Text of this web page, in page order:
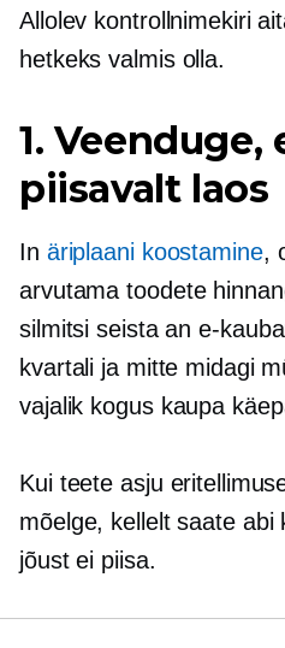
Allolev kontrollnimekiri
hetkeks valmis olla.
1.
piisavalt laos
In äriplaani koostamine,
arvutama toodete
silmitsi seista ane-
kvartali ja mitte midagi
vajalik kogus kaupa
Kui teete asju
mõelge, kellelt saate abi
jõust ei piisa.